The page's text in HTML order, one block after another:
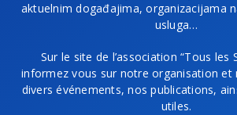
aktuelnim događajima, organizacijama
usluga…
Sur le site de l’association “Tous les
informez vous sur notre organisation et
divers événements, nos publications,
utiles.